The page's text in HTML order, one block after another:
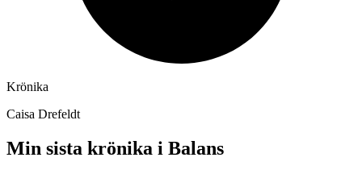
Krönika
Caisa Drefeldt
Min sista krönika i Balans